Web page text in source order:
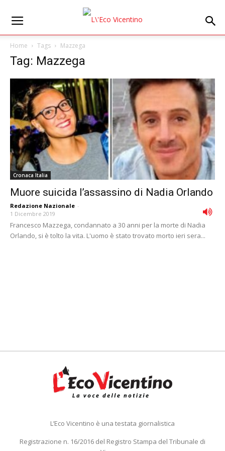
Home Tags Mazzega
Tag: Mazzega
Cronaca Italia
Muore suicida l’assassino di Nadia Orlando
Redazione Nazionale -
1 Dicembre 2019
Francesco Mazzega, condannato a 30 anni per la morte di Nadia
Orlando, si è tolto la vita. L'uomo è stato trovato morto ieri sera...
L’Eco Vicentino è una testata giornalistica
Registrazione n. 16/2016 del Registro Stampa del Tribunale di